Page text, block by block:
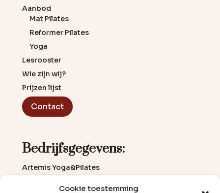
Cookie toestemming
Aanbod
Mat Pilates
Reformer Pilates
Yoga
Lesrooster
Wie zijn wij?
Prijzen lijst
Contact
Bedrijfsgegevens:
Artemis Yoga&Pilates
Kamerlingh Onneslaan 21a
3401 MZ IJsselstein